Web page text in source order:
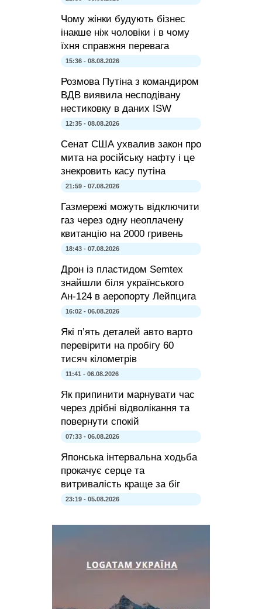
Чому жінки будують бізнес
інакше ніж чоловіки і в чому
їхня справжня перевага
15:36 - 08.08.2026
Розмова Путіна з командиром
ВДВ виявила несподівану
нестиковку в даних ISW
12:35 - 08.08.2026
Сенат США ухвалив закон про
мита на російську нафту і це
знекровить касу путіна
21:59 - 07.08.2026
Газмережі можуть відключити
газ через одну неоплачену
квитанцію на 2000 гривень
18:43 - 07.08.2026
Дрон із пластидом Semtex
знайшли біля українського
Ан-124 в аеропорту Лейпцига
16:02 - 06.08.2026
Які п’ять деталей авто варто
перевірити на пробігу 60
тисяч кілометрів
11:41 - 06.08.2026
Як припинити марнувати час
через дрібні відволікання та
повернути спокій
07:33 - 06.08.2026
Японська інтервальна ходьба
прокачує серце та
витривалість краще за біг
23:19 - 05.08.2026